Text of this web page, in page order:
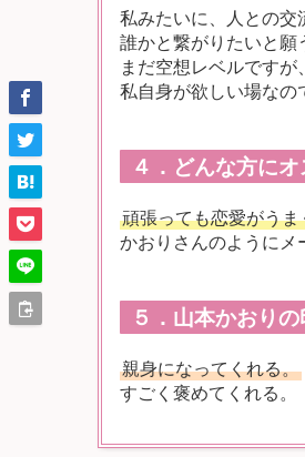
私みたいに、人との交
誰かと繋がりたいと願
まだ空想レベルですが、
私自身が欲しい場なの
４．どんな方に
頑張っても恋愛がう
かおりさんのようにメ
５．山本かおり
親身になってくれる。
すごく褒めてくれる。